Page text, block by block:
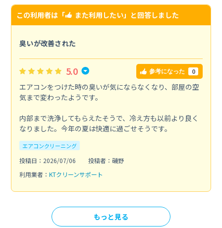
この利用者は「 また利用したい」と回答しました
臭いが改善された
5.0 参考になった 0
エアコンをつけた時の臭いが気にならなくなり、部屋の空
気まで変わったようです。
内部まで洗浄してもらえたそうで、冷え方も以前より良く
なりました。今年の夏は快適に過ごせそうです。
エアコンクリーニング
投稿日：2026/07/06
投稿者：磯野
利用業者： KTクリーンサポート
もっと見る